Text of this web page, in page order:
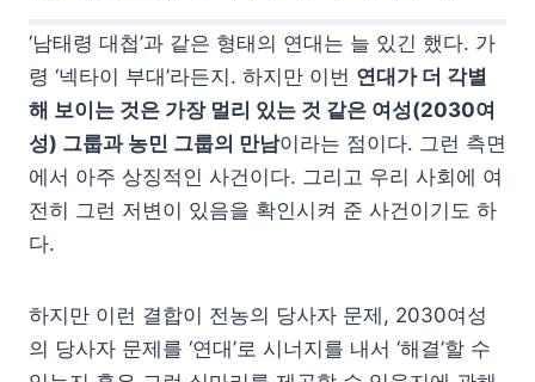
‘남태령 대첩’과 같은 형태의 연대는 늘 있긴 했다. 가
령 ‘넥타이 부대’라든지. 하지만 이번 연대가 더 각별
해 보이는 것은 가장 멀리 있는 것 같은 여성(2030여
성) 그룹과 농민 그룹의 만남이라는 점이다. 그런 측면
에서 아주 상징적인 사건이다. 그리고 우리 사회에 여
전히 그런 저변이 있음을 확인시켜 준 사건이기도 하
다.
하지만 이런 결합이 전농의 당사자 문제, 2030여성
의 당사자 문제를 ‘연대’로 시너지를 내서 ‘해결’할 수